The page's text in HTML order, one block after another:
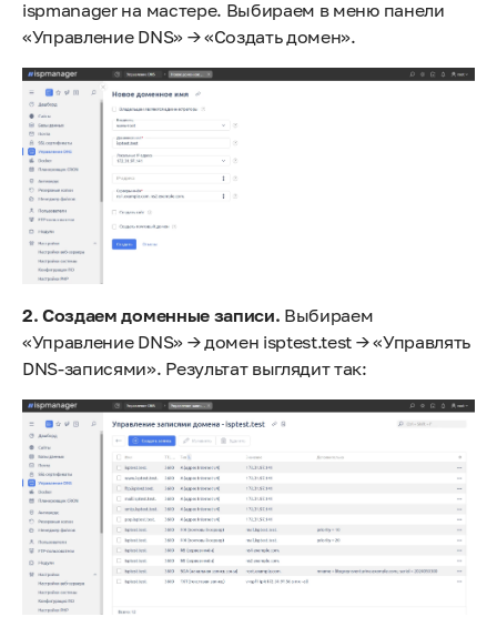
ispmanager на мастере. Выбираем в меню панели
«Управление DNS» → «Создать домен».
2. Создаем доменные записи. Выбираем
«Управление DNS» → домен isptest.test → «Управлять
DNS-записями». Результат выглядит так: